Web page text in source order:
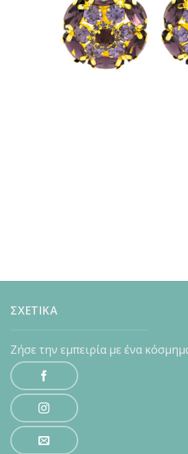
ΣΧΕΤΙΚΑ
Ζήσε την εμπειρία με ένα